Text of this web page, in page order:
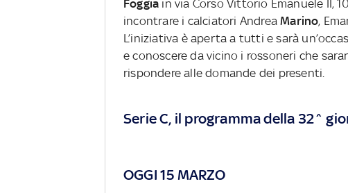
Foggia in via Corso Vittorio Emanuele II,
incontrare i calciatori AndreaMarino,
L’iniziativa è aperta a tutti e sarà
e conoscere da vicino i rossoneri che
rispondere alle domande dei presenti.
Serie C, il programma della 32^
OGGI 15 MARZO